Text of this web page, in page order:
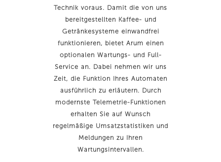
Technik voraus. Damit die von uns
bereitgestellten Kaffee- und
Getränkesysteme einwandfrei
funktionieren, bietet Arum einen
optionalen Wartungs- und Full-
Service an. Dabei nehmen wir uns
Zeit, die Funktion Ihres Automaten
ausführlich zu erläutern. Durch
modernste Telemetrie-Funktionen
erhalten Sie auf Wunsch
regelmäßige Umsatzstatistiken und
Meldungen zu Ihren
Wartungsintervallen.